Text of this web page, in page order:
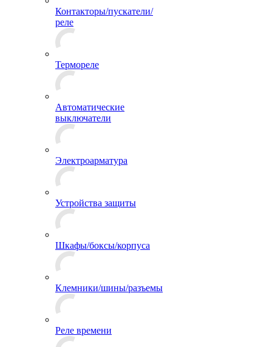
Контакторы/пускатели/
реле
Термореле
Автоматические
выключатели
Электроарматура
Устройства защиты
Шкафы/боксы/корпуса
Клемники/шины/разъемы
Реле времени